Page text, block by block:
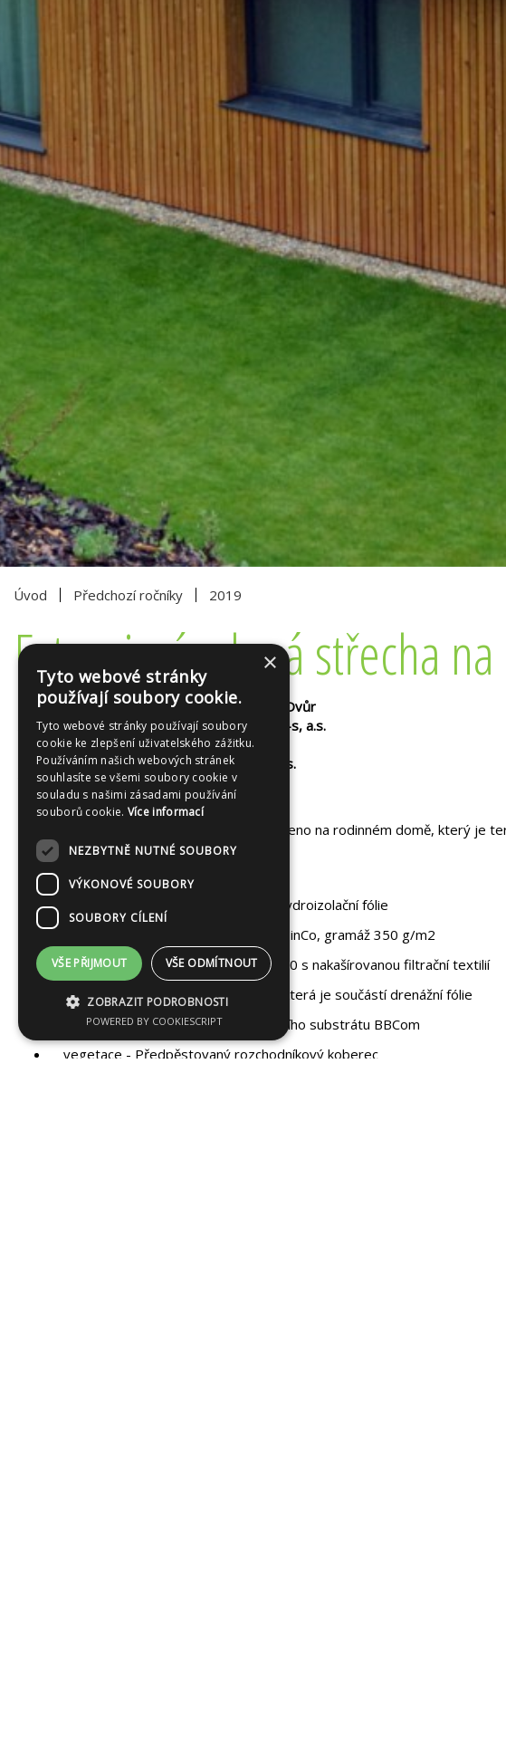
Úvod Předchozí ročníky 2019
Extenzivní zelená střecha
Místo realizace/Place of realization: Králův Dvůr
Autoři projektu/Authors of the project: Liko-s, a.s.
Investor: soukromý subjekt/ private client
Realizace/Landscape contractors: Liko-s, a.s.
Výměra/Area: 450 m²
Rok založení/Year of construction: 2018
Souvrství extenzivní zelené střechy je osazeno na rodinném domě, který je
interiéru.
Technické parametry:
kořenovzdorná vrstva – funkci plní hydroizolační fólie
ochranná vrstva – Textilie TSM 32, ZinCo, gramáž 350 g/m2
drenážní vrstva - Drenážní fólie XD 20 s nakašírovanou filtrační textilií
filtrační vrstva - Filtrační textilie SF, která je součástí drenážní fólie
vegetační vrstva - 80 mm extenzivního substrátu BBCom
vegetace - Předpěstovaný rozchodníkový koberec
×
Tyto webové stránky
používají soubory cookie.
Tyto webové stránky používají soubory
cookie ke zlepšení uživatelského zážitku.
Používáním našich webových stránek
souhlasíte se všemi soubory cookie v
souladu s našimi zásadami používání
souborů cookie. Více informací
NEZBYTNĚ NUTNÉ SOUBORY
VÝKONOVÉ SOUBORY
SOUBORY CÍLENÍ
VŠE PŘIJMOUT VŠE ODMÍTNOUT
ZOBRAZIT PODROBNOSTI
POWERED BY COOKIESCRIPT